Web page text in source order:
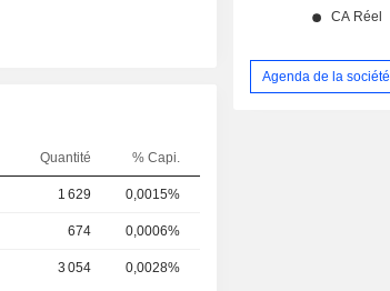
Quantité % Capi.
1 629 0,0015%
674 0,0006%
3 054 0,0028%
Agenda de la société